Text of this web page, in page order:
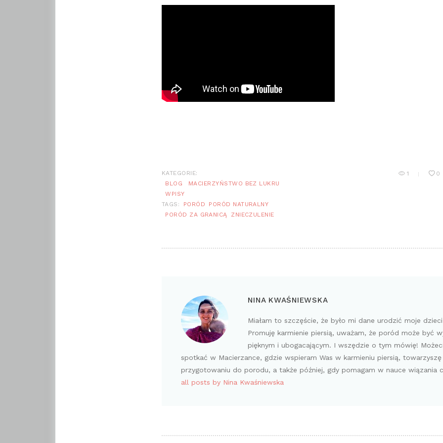
KATEGORIE:
BLOG
MACIERZYŃSTWO BEZ LUKRU
WPISY
TAGS:
PORÓD
PORÓD NATURALNY
PORÓD ZA GRANICĄ
ZNIECZULENIE
1 0
NINA KWAŚNIEWSKA
Miałam to szczęście, że było mi dane urodzić moje
Promuję karmienie piersią, uważam, że poród może być
pięknym i ubogacającym. I wszędzie o tym mówię!
spotkać w Macierzance, gdzie wspieram Was w karmieniu piersią,
przygotowaniu do porodu, a także później, gdy pomagam w nauce wiązania
all posts by Nina Kwaśniewska